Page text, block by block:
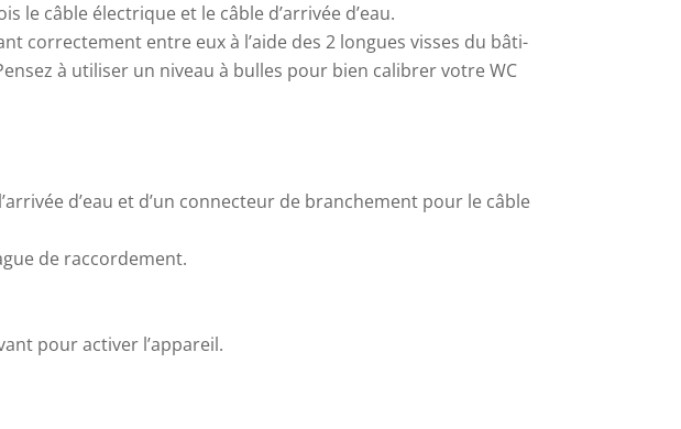
le câble électrique et le câble d’arrivée d’eau.
correctement entre eux à l’aide des 2 longues visses du bâti-
à utiliser un niveau à bulles pour bien calibrer votre WC
d’eau et d’un connecteur de branchement pour le câble
de raccordement.
pour activer l’appareil.